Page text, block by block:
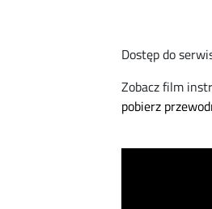
Dostęp do
Zobacz film
pobierz